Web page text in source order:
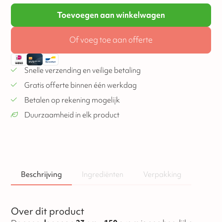
Toevoegen aan winkelwagen
Of voeg toe aan offerte
Snelle verzending en veilige betaling
Gratis offerte binnen één werkdag
Betalen op rekening mogelijk
Duurzaamheid in elk product
Beschrijving Ingrediënten Verpakking
Over dit product